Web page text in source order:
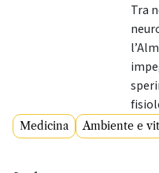
Tra
Medicina Ambiente e